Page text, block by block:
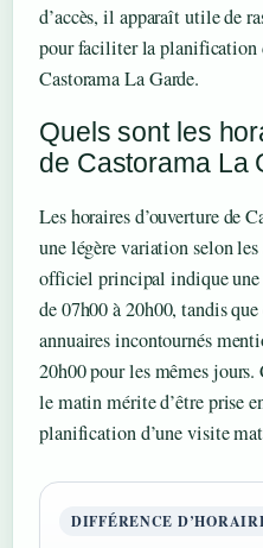
d’accès, il apparaît utile de
pour faciliter la planification
Castorama La Garde.
Quels sont les
de Castorama La
Les horaires d’ouverture de
une légère variation selon
officiel principal indique une
de 07h00 à 20h00, tandis
annuaires incontournés
20h00 pour les mêmes
le matin mérite d’être prise
planification d’une visite
DIFFÉRENCE